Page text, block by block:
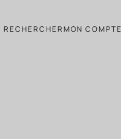
RECHERCHERMON COMPTE